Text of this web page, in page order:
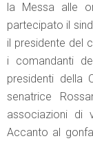
la Messa alle
partecipato il
il presidente del
i comandanti
presidenti della
senatrice
associazioni di
Accanto al